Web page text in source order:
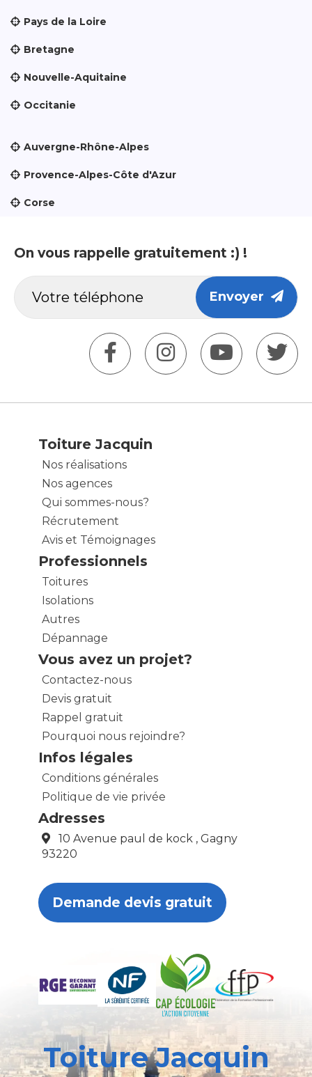
Pays de la Loire
Bretagne
Nouvelle-Aquitaine
Occitanie
Auvergne-Rhône-Alpes
Provence-Alpes-Côte d'Azur
Corse
On vous rappelle gratuitement :) !
Envoyer
Toiture Jacquin
Nos réalisations
Nos agences
Qui sommes-nous?
Récrutement
Avis et Témoignages
Professionnels
Toitures
Isolations
Autres
Dépannage
Vous avez un projet?
Contactez-nous
Devis gratuit
Rappel gratuit
Pourquoi nous rejoindre?
Infos légales
Conditions générales
Politique de vie privée
Adresses
10 Avenue paul de kock , Gagny
93220
Demande devis gratuit
Toiture Jacquin